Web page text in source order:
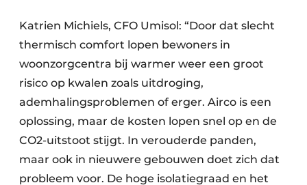
Katrien Michiels, CFO Umisol: “Door dat slecht
thermisch comfort lopen bewoners in
woonzorgcentra bij warmer weer een groot
risico op kwalen zoals uitdroging,
ademhalingsproblemen of erger. Airco is een
oplossing, maar de kosten lopen snel op en de
CO2-uitstoot stijgt. In verouderde panden,
maar ook in nieuwere gebouwen doet zich dat
probleem voor. De hoge isolatiegraad en het